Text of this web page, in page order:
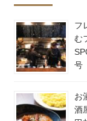
フ
む
号
お
酒